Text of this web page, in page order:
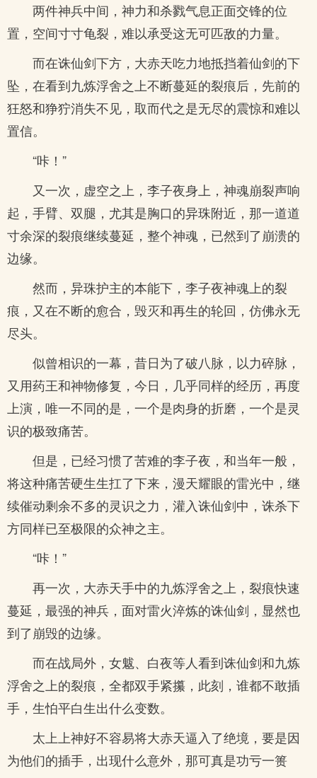
两件神兵中间，神力和杀戮气息正面交锋的位
置，空间寸寸龟裂，难以承受这无可匹敌的力量。
而在诛仙剑下方，大赤天吃力地抵挡着仙剑的下
坠，在看到九炼浮舍之上不断蔓延的裂痕后，先前的
狂怒和狰狞消失不见，取而代之是无尽的震惊和难以
置信。
“咔！”
又一次，虚空之上，李子夜身上，神魂崩裂声响
起，手臂、双腿，尤其是胸口的异珠附近，那一道道
寸余深的裂痕继续蔓延，整个神魂，已然到了崩溃的
边缘。
然而，异珠护主的本能下，李子夜神魂上的裂
痕，又在不断的愈合，毁灭和再生的轮回，仿佛永无
尽头。
似曾相识的一幕，昔日为了破八脉，以力碎脉，
又用药王和神物修复，今日，几乎同样的经历，再度
上演，唯一不同的是，一个是肉身的折磨，一个是灵
识的极致痛苦。
但是，已经习惯了苦难的李子夜，和当年一般，
将这种痛苦硬生生扛了下来，漫天耀眼的雷光中，继
续催动剩余不多的灵识之力，灌入诛仙剑中，诛杀下
方同样已至极限的众神之主。
“咔！”
再一次，大赤天手中的九炼浮舍之上，裂痕快速
蔓延，最强的神兵，面对雷火淬炼的诛仙剑，显然也
到了崩毁的边缘。
而在战局外，女魃、白夜等人看到诛仙剑和九炼
浮舍之上的裂痕，全都双手紧攥，此刻，谁都不敢插
手，生怕平白生出什么变数。
太上上神好不容易将大赤天逼入了绝境，要是因
为他们的插手，出现什么意外，那可真是功亏一篑